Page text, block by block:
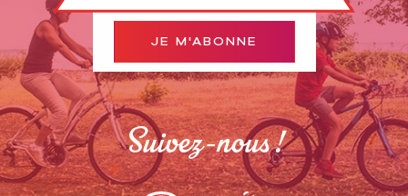
JE M'ABONNE
Suivez-nous !